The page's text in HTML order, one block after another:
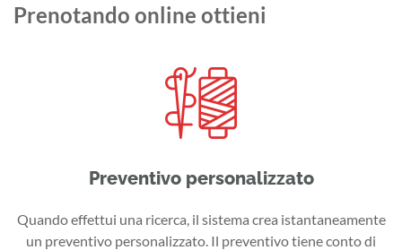
Prenotando online ottieni
Preventivo personalizzato
Quando effettui una ricerca, il sistema crea istantaneamente
un preventivo personalizzato. Il preventivo tiene conto di